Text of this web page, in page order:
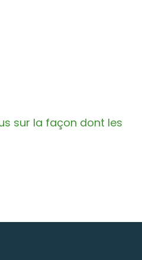
sur la façon dont les